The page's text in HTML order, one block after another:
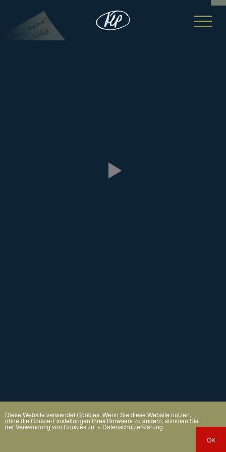
Diese Website verwendet Cookies. Wenn Sie diese Website nutzen,
ohne die Cookie-Einstellungen Ihres Browsers zu ändern, stimmen Sie
der Verwendung von Cookies zu. » Datenschutzerklärung
OK